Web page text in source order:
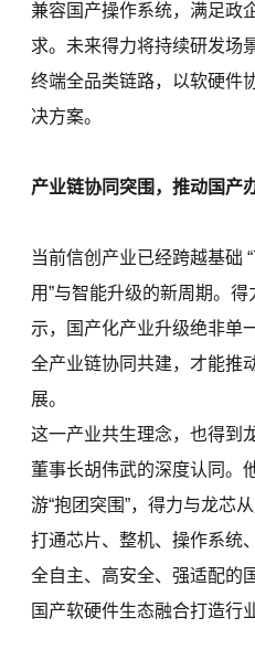
兼容国产操作系统，满足政
求。未来得力将持续研发场
终端全品类链路，以软硬件
决方案。
产业链协同突围，推动国产
当前信创产业已经跨越基础
用”与智能升级的新周期。
示，国产化产业升级绝非单
全产业链协同共建，才能推
展。
这一产业共生理念，也得到
董事长胡伟武的深度认同。
游“抱团突围”，得力与龙芯
打通芯片、整机、操作系统
全自主、高安全、强适配的
国产软硬件生态融合打造行